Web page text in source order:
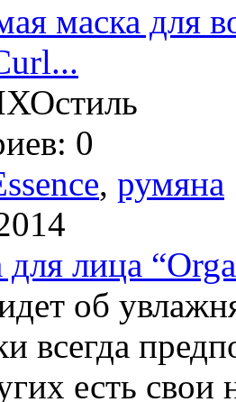
маска для
0
, румяна
для лица
об
всегда
есть свои